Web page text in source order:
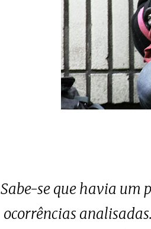
Sabe-se que havia um
ocorrências